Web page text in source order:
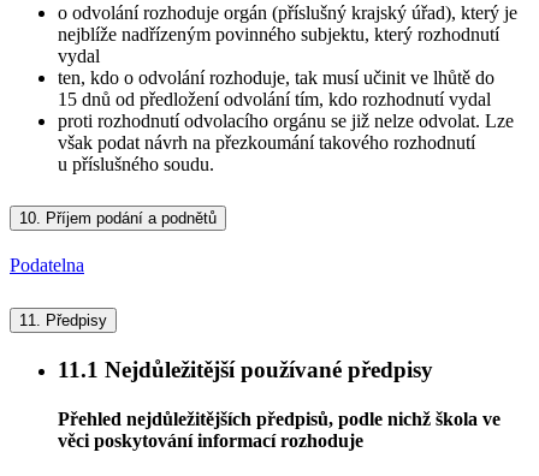
o odvolání rozhoduje orgán (příslušný krajský úřad), který je
nejblíže nadřízeným povinného subjektu, který rozhodnutí
vydal
ten, kdo o odvolání rozhoduje, tak musí učinit ve lhůtě do
15 dnů od předložení odvolání tím, kdo rozhodnutí vydal
proti rozhodnutí odvolacího orgánu se již nelze odvolat. Lze
však podat návrh na přezkoumání takového rozhodnutí
u příslušného soudu.
10. Příjem podání a podnětů
Podatelna
11. Předpisy
11.1 Nejdůležitější používané předpisy
Přehled nejdůležitějších předpisů, podle nichž škola ve
věci poskytování informací rozhoduje